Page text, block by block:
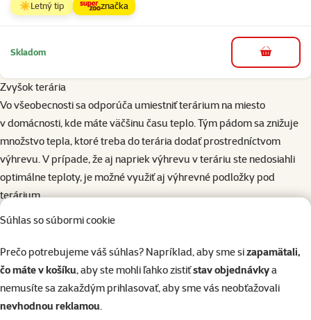
Súhlas so súbormi cookie
Prečo potrebujeme váš súhlas? Napríklad, aby sme sizapamätali,
čo máte v košíku, aby ste mohli ľahko zistiťstav objednávkya
nemusíte sa zakaždým prihlasovať, aby sme vás neobťažovali
nevhodnou reklamou.
☀️Letný tip značka
Skladom do košíka
Zvyšok terária
Vo všeobecnosti sa odporúča umiestniť terárium na miesto
v domácnosti, kde máte väčšinu času teplo. Tým pádom sa znižuje
množstvo tepla, ktoré treba do terária dodať prostredníctvom
výhrevu. V prípade, že aj napriek výhrevu v teráriu ste nedosiahli
optimálne teploty, je možné využiť aj výhrevné podložky pod
terárium.
Neodporúčame mať terárium na okne, lebo či už slnečné lúče, alebo
sú pri chove vhodné. Dôležitou súčasťou terária sú úkryty (najmä
pre nočné zvieratá), tie by sme v ideálne zariadenom teráriu mali
mať ako v teplejšej časti terária, tak i v tej chladnejšej – zviera si tak
samo môže vybrať, ktorý úkryt bude v danej situácii najvhodnejší.